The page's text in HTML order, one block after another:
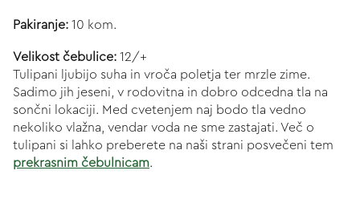
Pakiranje: 10 kom.
Velikost čebulice: 12/+
Tulipani ljubijo suha in vroča poletja ter mrzle zime.
Sadimo jih jeseni, v rodovitna in dobro odcedna tla na
sončni lokaciji. Med cvetenjem naj bodo tla vedno
nekoliko vlažna, vendar voda ne sme zastajati. Več o
tulipani si lahko preberete na naši strani posvečeni tem
prekrasnim čebulnicam.